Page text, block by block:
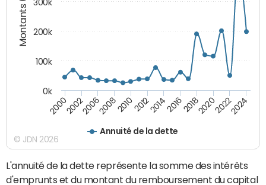
Montants (€)
Annuité de la dette
200020022006200820102012201420162018202020222024
0k
100k
200k
300k
© JDN 2026
L'annuité de la dette représente la somme des intérêts
d'emprunts et du montant du remboursement du capital